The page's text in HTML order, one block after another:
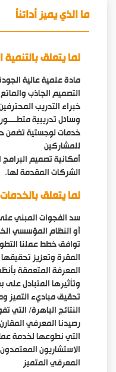
ما الذي يميز أدائنأ
لما يتعلق
مادة علمية عالية
التصميم الجاذب
خبراء التدريب
وسائل تدريبية
خدمات لوجستية تضمن
للمشاركين
أمكانية تصميم
الشركات المقدمة لها.
لما يتعلق
سد الفجوات المبني
أو النظام المؤسسي
توافق خطط عملنا
المقرة وتعزيز تحقيقها
المعرفة المتعمقة
وتأثيرها المتبادل
تحقيق مباديء التميز
النتائج الباهرة/ التي
رصيدنا المعرفي
التي نطوعها لخدمة
الاستشاريون
المعرفي المتميز